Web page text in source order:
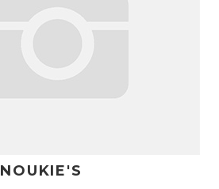
NOUKIE'S